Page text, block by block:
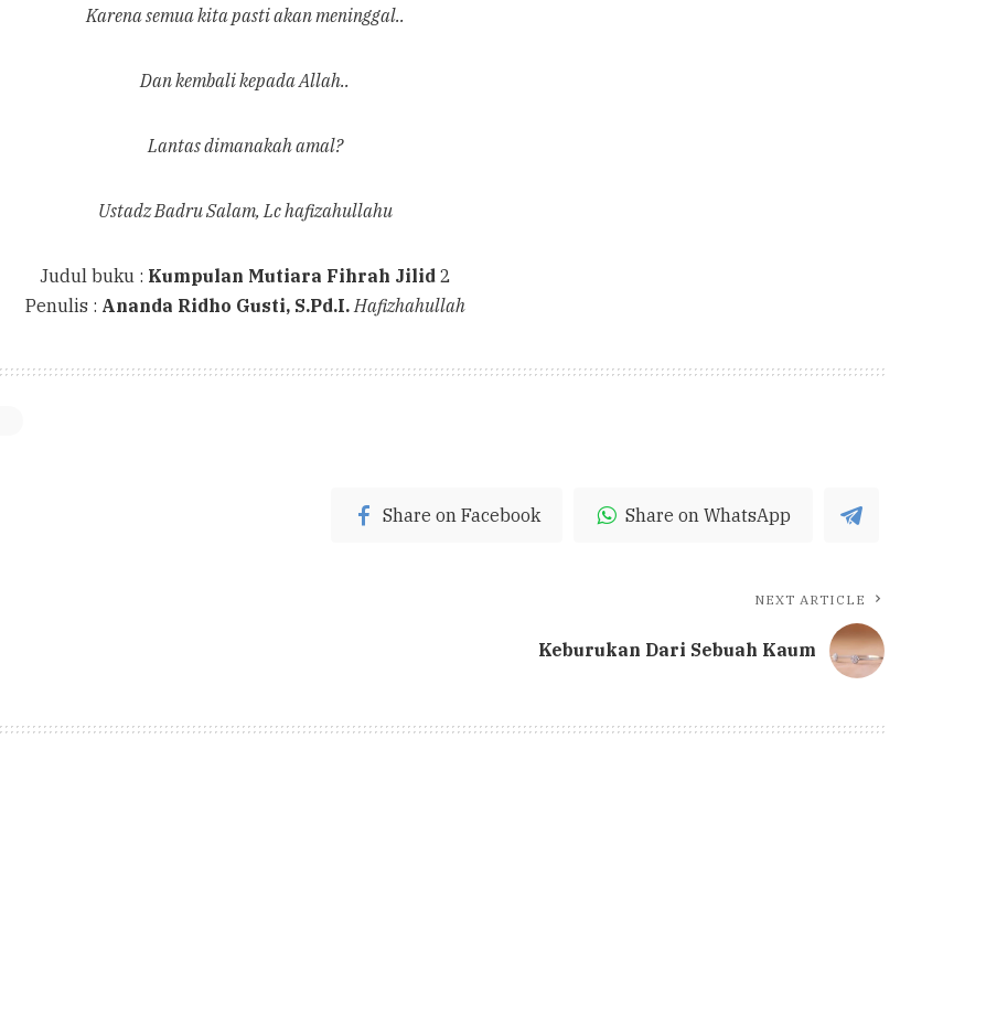
Karena semua kita pasti akan meninggal..
Dan kembali kepada Allah..
Lantas dimanakah amal?
Ustadz Badru Salam, Lc hafizahullahu
Judul buku : Kumpulan Mutiara Fihrah Jilid 2
Penulis : Ananda Ridho Gusti, S.Pd.I. Hafizhahullah
Share on Facebook Share on WhatsApp
NEXT ARTICLE
Keburukan Dari Sebuah Kaum